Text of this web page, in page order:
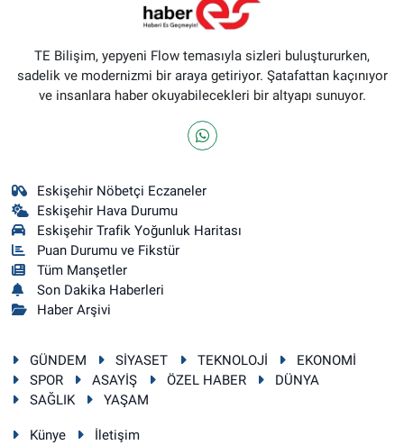
TE Bilişim, yepyeni Flow temasıyla sizleri buluştururken,
sadelik ve modernizmi bir araya getiriyor. Şatafattan kaçınıyor
ve insanlara haber okuyabilecekleri bir altyapı sunuyor.
Eskişehir Nöbetçi Eczaneler
Eskişehir Hava Durumu
Eskişehir Trafik Yoğunluk Haritası
Puan Durumu ve Fikstür
Tüm Manşetler
Son Dakika Haberleri
Haber Arşivi
GÜNDEM SİYASET TEKNOLOJİ
EKONOMİ
SPOR
ASAYİŞ ÖZEL HABER
DÜNYA
SAĞLIK
YAŞAM
Künye İletişim